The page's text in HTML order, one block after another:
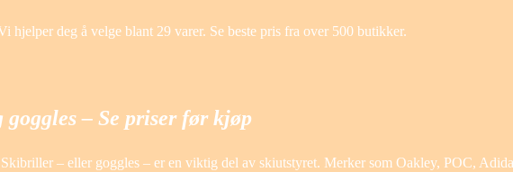
hjelper deg å velge blant 29 varer. Se beste pris fra over 500 butikker.
– Se priser før kjøp
– eller goggles – er en viktig del av skiutstyret. Merker som Oakley, POC,